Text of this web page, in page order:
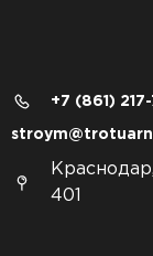
+7 (861)
401